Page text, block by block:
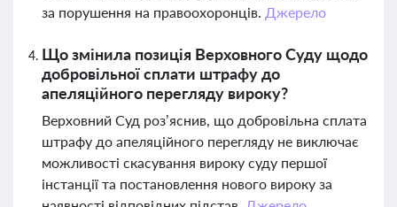
за порушення на правоохоронців. Джерело
Що змінила позиція Верховного Суду щодо
добровільної сплати штрафу до
апеляційного перегляду вироку?
Верховний Суд роз’яснив, що добровільна сплата
штрафу до апеляційного перегляду не виключає
можливості скасування вироку суду першої
інстанції та постановлення нового вироку за